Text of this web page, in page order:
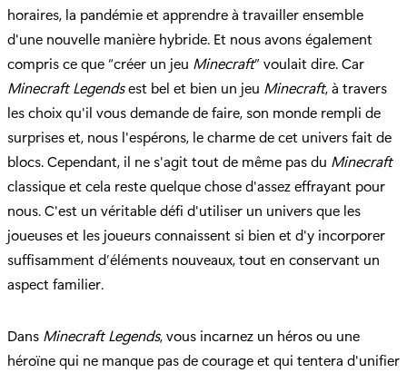
horaires, la pandémie et apprendre à travailler ensemble
d'une nouvelle manière hybride. Et nous avons également
compris ce que “créer un jeu Minecraft” voulait dire. Car
Minecraft Legendsest bel et bien un jeu Minecraft, à travers
les choix qu'il vous demande de faire, son monde rempli de
surprises et, nous l'espérons, le charme de cet univers fait de
blocs. Cependant, il ne s'agit tout de même pas du Minecraft
classique et cela reste quelque chose d'assez effrayant pour
nous. C'est un véritable défi d'utiliser un univers que les
joueuses et les joueurs connaissent si bien et d'y incorporer
suffisamment d’éléments nouveaux, tout en conservant un
aspect familier.
Dans Minecraft Legends, vous incarnez un héros ou une
héroïne qui ne manque pas de courage et qui tentera d'unifier